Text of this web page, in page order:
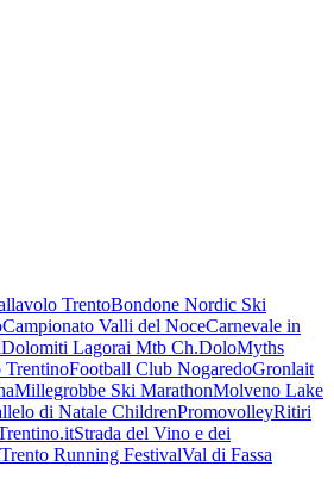
TrentoBondone Nordic Ski
Campionato Valli del NoceCarnevale in
Dolomiti Lagorai Mtb Ch.DoloMyths
TrentinoFootball Club NogaredoGronlait
Millegrobbe Ski MarathonMolveno Lake
di Natale ChildrenPromovolleyRitiri
Strada del Vino e dei
Trento Running FestivalVal di Fassa